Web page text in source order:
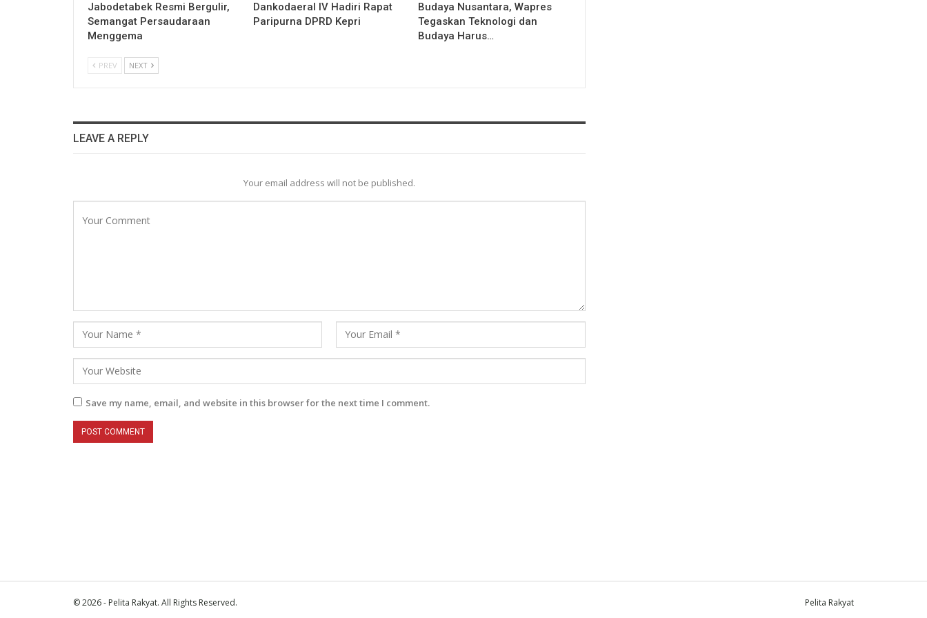
Jabodetabek Resmi Bergulir,
Semangat Persaudaraan
Menggema
Dankodaeral IV Hadiri Rapat
Paripurna DPRD Kepri
Budaya Nusantara, Wapres
Tegaskan Teknologi dan
Budaya Harus…
PREV NEXT
LEAVE A REPLY
Your email address will not be published.
Save my name, email, and website in this browser for the next time I comment.
© 2026 - Pelita Rakyat. All Rights Reserved. Pelita Rakyat